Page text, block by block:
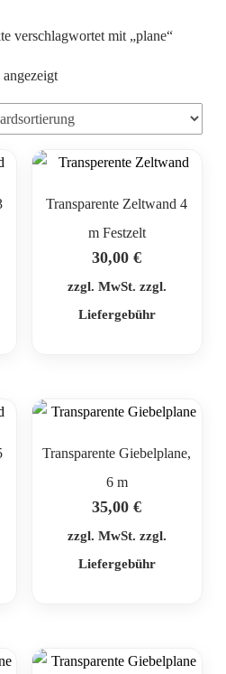
verschlagwortet mit „plane“
Transparente Zeltwand 4
m Festzelt
30,00€
zzgl. MwSt. zzgl.
Liefergebühr
Transparente Giebelplane,
6 m
35,00€
zzgl. MwSt. zzgl.
Liefergebühr